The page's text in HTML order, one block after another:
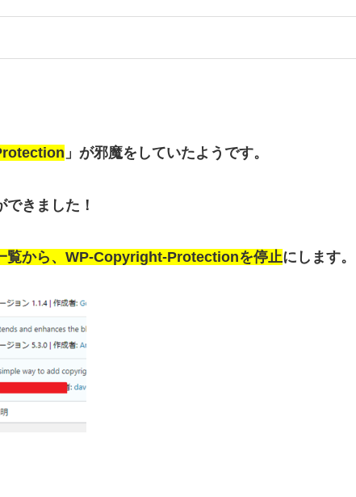
」が邪魔をしていたようです。
きました！
覧から、WP-Copyright-Protectionを停止にします。